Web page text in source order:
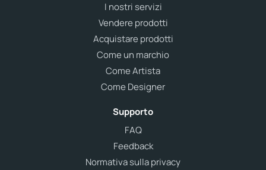
I nostri servizi
Vendere prodotti
Acquistare prodotti
Come un marchio
Come Artista
Come Designer
Supporto
FAQ
Feedback
Normativa sulla privacy